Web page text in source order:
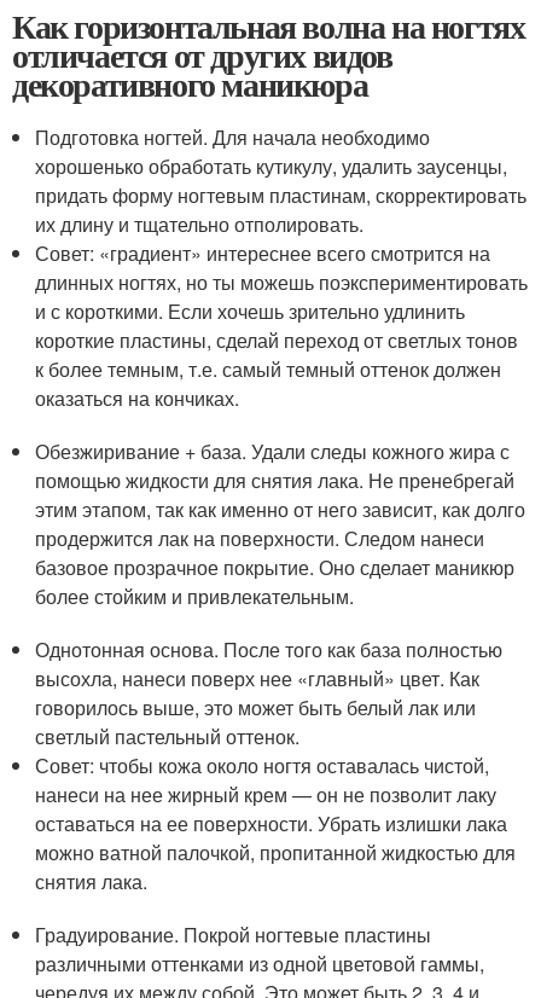
Как горизонтальная волна на ногтях
отличается от других видов
декоративного маникюра
Подготовка ногтей. Для начала необходимо
хорошенько обработать кутикулу, удалить заусенцы,
придать форму ногтевым пластинам, скорректировать
их длину и тщательно отполировать.
Совет: «градиент» интереснее всего смотрится на
длинных ногтях, но ты можешь поэкспериментировать
и с короткими. Если хочешь зрительно удлинить
короткие пластины, сделай переход от светлых тонов
к более темным, т.е. самый темный оттенок должен
оказаться на кончиках.
Обезжиривание + база. Удали следы кожного жира с
помощью жидкости для снятия лака. Не пренебрегай
этим этапом, так как именно от него зависит, как долго
продержится лак на поверхности. Следом нанеси
базовое прозрачное покрытие. Оно сделает маникюр
более стойким и привлекательным.
Однотонная основа. После того как база полностью
высохла, нанеси поверх нее «главный» цвет. Как
говорилось выше, это может быть белый лак или
светлый пастельный оттенок.
Совет: чтобы кожа около ногтя оставалась чистой,
нанеси на нее жирный крем — он не позволит лаку
оставаться на ее поверхности. Убрать излишки лака
можно ватной палочкой, пропитанной жидкостью для
снятия лака.
Градуирование. Покрой ногтевые пластины
различными оттенками из одной цветовой гаммы,